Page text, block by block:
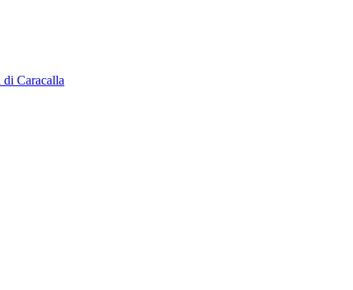
di Caracalla